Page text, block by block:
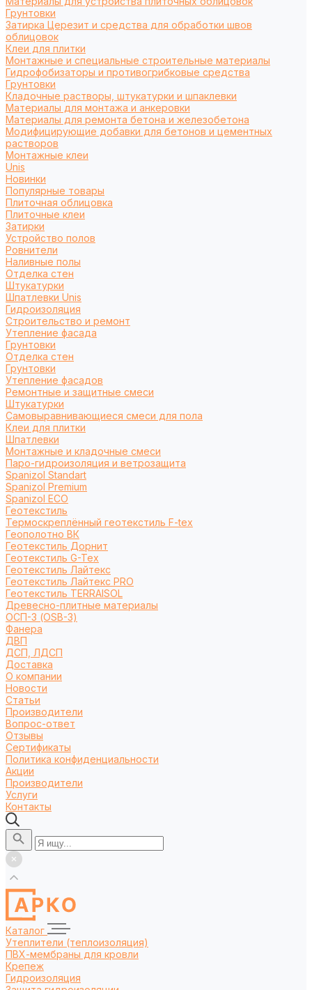
Грунтовки
Затирка Церезит и средства для обработки швов
облицовок
Клеи для плитки
Монтажные и специальные строительные материалы
Гидрофобизаторы и противогрибковые средства
Грунтовки
Кладочные растворы, штукатурки и шпаклевки
Материалы для монтажа и анкеровки
Материалы для ремонта бетона и железобетона
Модифицирующие добавки для бетонов и цементных
растворов
Монтажные клеи
Unis
Новинки
Популярные товары
Плиточная облицовка
Плиточные клеи
Затирки
Устройство полов
Ровнители
Наливные полы
Отделка стен
Штукатурки
Шпатлевки Unis
Гидроизоляция
Строительство и ремонт
Утепление фасада
Грунтовки
Отделка стен
Грунтовки
Утепление фасадов
Ремонтные и защитные смеси
Штукатурки
Самовыравнивающиеся смеси для пола
Клеи для плитки
Шпатлевки
Монтажные и кладочные смеси
Паро-гидроизоляция и ветрозащита
Spanizol Standart
Spanizol Premium
Spanizol ECO
Геотекстиль
Термоскреплённый геотекстиль F-tex
Геополотно ВК
Геотекстиль Дорнит
Геотекстиль G-Tex
Геотекстиль Лайтекс
Геотекстиль Лайтекс PRO
Геотекстиль TERRAISOL
Древесно-плитные материалы
ОСП-3 (OSB-3)
Фанера
ДВП
ДСП, ЛДСП
Доставка
О компании
Новости
Статьи
Производители
Вопрос-ответ
Отзывы
Сертификаты
Политика конфиденциальности
Акции
Производители
Услуги
Контакты
Каталог
Утеплители (теплоизоляция)
ПВХ-мембраны для кровли
Крепеж
Гидроизоляция